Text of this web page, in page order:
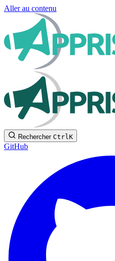
Aller au contenu
Rechercher CtrlK
GitHub